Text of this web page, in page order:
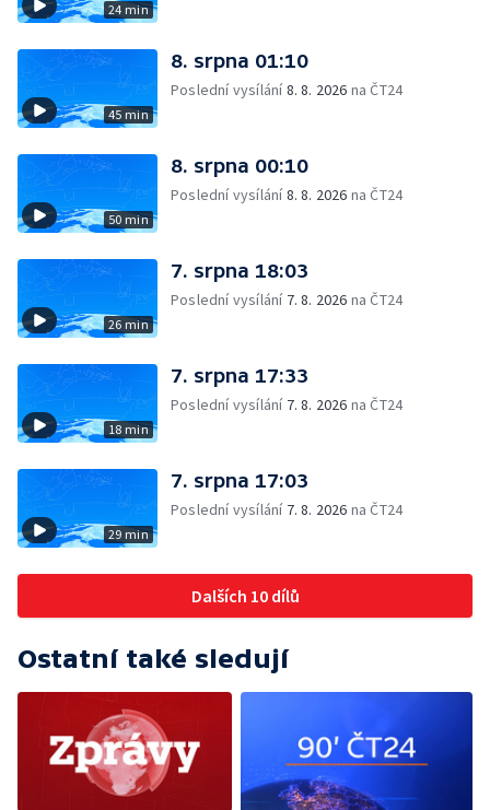
24 min
45 min
8. srpna 01:10
Poslední vysílání8. 8. 2026 na ČT24
50 min
8. srpna 00:10
Poslední vysílání8. 8. 2026 na ČT24
26 min
7. srpna 18:03
Poslední vysílání 7. 8. 2026 na ČT24
18 min
7. srpna 17:33
Poslední vysílání 7. 8. 2026 na ČT24
29 min
7. srpna 17:03
Poslední vysílání 7. 8. 2026 na ČT24
Dalších 10 dílů
Ostatní také sledují